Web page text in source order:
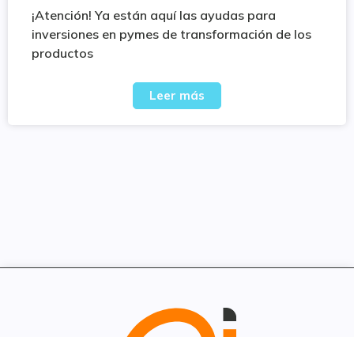
¡Atención! Ya están aquí las ayudas para
inversiones en pymes de transformación de los
productos
Leer más